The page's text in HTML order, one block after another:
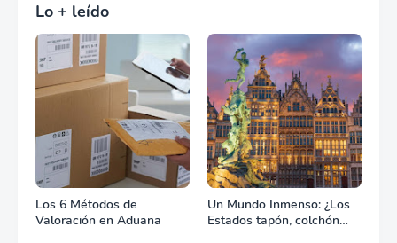
Lo + leído
Los 6 Métodos de
Valoración en Aduana
Un Mundo Inmenso: ¿Los
Estados tapón, colchón